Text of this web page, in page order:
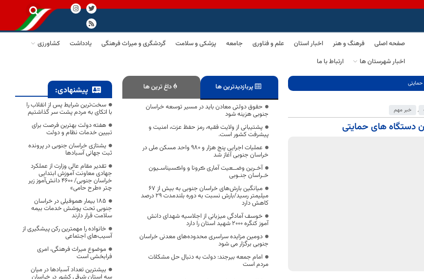
صفحه اصلی فرهنگ و هنر اخبار استان علم و فناوری جامعه پزشکی و سلامت گردشگری و میراث فرهنگی یادداشت
کشاورزی
اخبار شهرستان ها
ارتباط با ما
, خبر مهم
دستگاه های حمایتی
پربازدیدترین ها داغ ترین ها
حقوق دولتی معادن باید در مسیر توسعه خراسان
جنوبی هزینه شود
پشتیبانی از ولایت فقیه، رمز حفظ عزت، امنیت و
پیشرفت کشور است.
عملیات اجرایی پنج هزار و ۹۸۰ واحد مسکن ملی در
خراسان جنوبی آغاز شد
آخـرین وضــعیت آماری ڪرونا و واڪسیناسـیون
خـراسان جنـوبی
میانگین بارش‌های خراسان جنوبی به بیش از ۶۷
میلیمتر رسید/بارش نسبت به دوره بلندمدت ۲۹ درصد
کاهش دارد
خوسف آمادگی میزبانی از اجلاسیه شهدای دانش
آموز کنگره 2000 شهید استان را دارد
دومین مزایده سراسری محدوده‌های معدنی خراسان
جنوبی برگزار می شود
امام جمعه بیرجند: دولت به دنبال حل مشکلات
مردم است
پیشنهادی:
سخت‌ترین شرایط پس از انقلاب را
با اتکای به مردم پشت سر گذاشتیم
هفته دولت بهترین فرصت برای
تبیین خدمات نظام و دولت
یشتازی خراسان جنوبی در پرونده
ثبت جهانی آسبادها
تقدیر مقام عالی وزارت از عملکرد
جهادی معاونت آموزش ابتدایی
خراسان جنوبی/ ۴۶۰۰ دانش‌آموز زیر
چتر «طرح حامی»
۱۸۵ بیمار هموفیلی در خراسان
جنوبی تحت پوشش خدمات بیمه
سلامت قرار دارند
خانواده را مهمترین رکن پیشگیری از
آسیب‌های اجتماعی
موضوع میراث فرهنگی، امری
فرابخشی است
بیشترین تعداد آسبادها در میان
سه استان شرقی کشور در خراسان